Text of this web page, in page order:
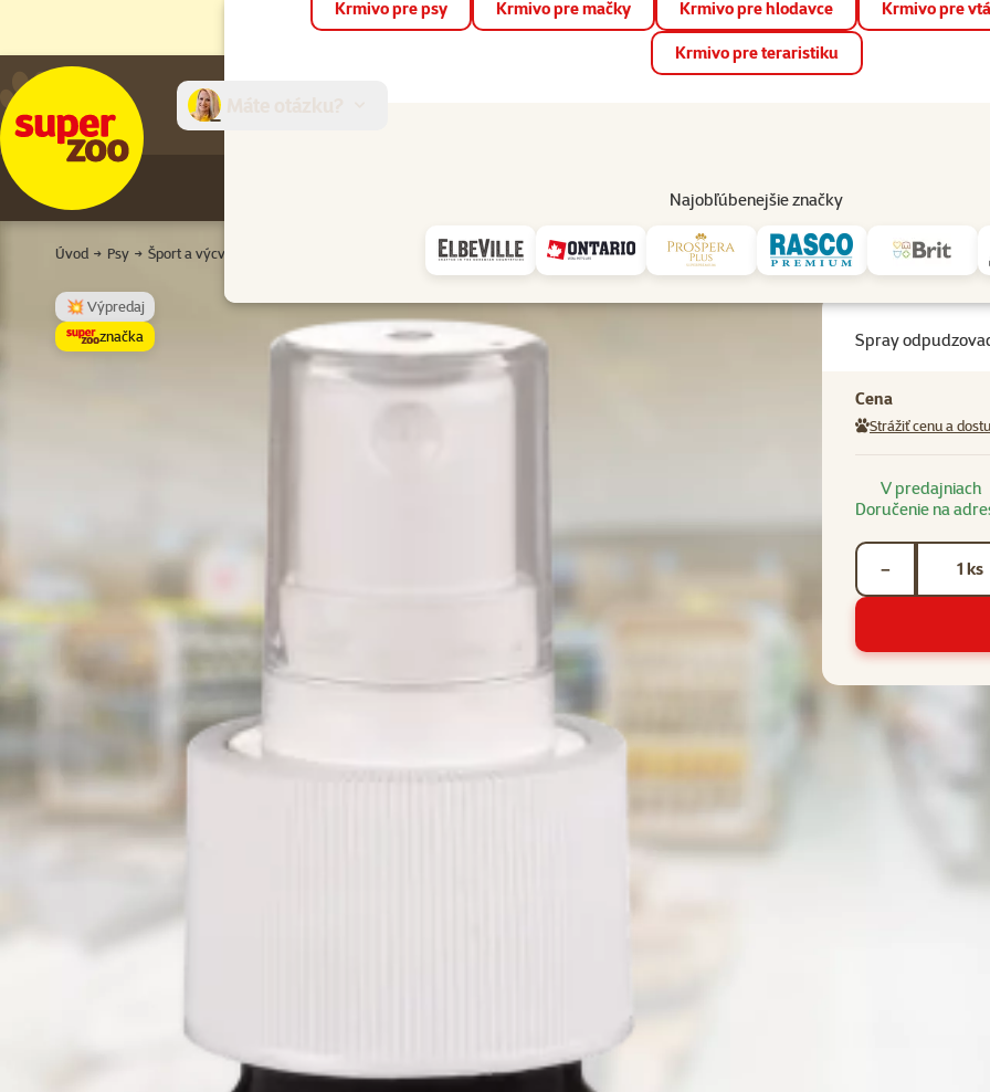
📱 Stiahnite si novú aplikáciu Super zoo.Viac informácií
Krmivo pre psy Krmivo pre mačky Krmivo pre hlodavce Krmivo pre
Krmivo pre teraristiku
Najobľúbenejšie značky
Predajne Služby
Úvod Psy Šport a výcvik psa Odpudzovače psov Spray odpudzovac Stop-it Dog 100ml
Spray
Cena
Strážiť cenu a
V predajniach
Doručenie na
ks
−
💥 Výpredaj
značka